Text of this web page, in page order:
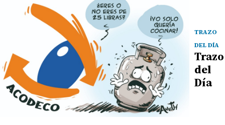
TRAZO
DEL DÍA
Trazo
del
Día